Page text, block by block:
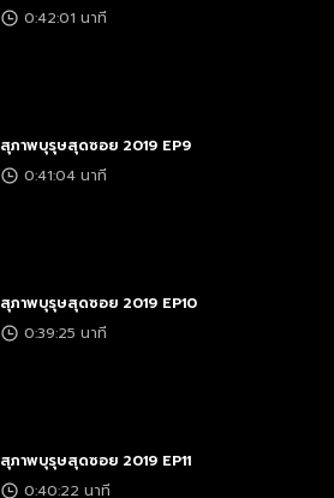
0:42:01 นาที
สุภาพบุรุษสุดซอย 2019 EP9
0:41:04 นาที
สุภาพบุรุษสุดซอย 2019 EP10
0:39:25 นาที
สุภาพบุรุษสุดซอย 2019 EP11
0:40:22 นาที